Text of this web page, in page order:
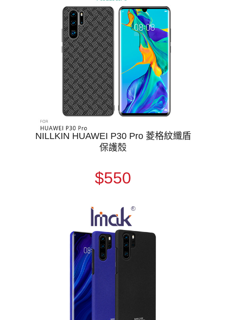
NILLKIN HUAWEI P30 Pro 菱格紋纖盾
保護殼
$550